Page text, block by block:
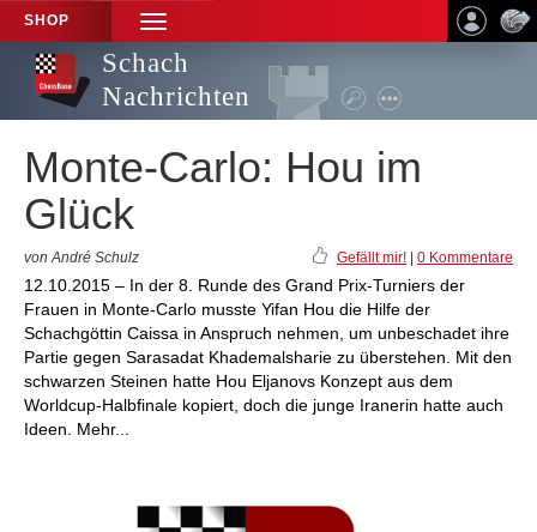
SHOP
TOGGLE
NAVIGATION
Schach
Nachrichten
Monte-Carlo: Hou im
Glück
von André Schulz Gefällt mir! 0 Kommentare
12.10.2015 – In der 8. Runde des Grand Prix-Turniers der
Frauen in Monte-Carlo musste Yifan Hou die Hilfe der
Schachgöttin Caissa in Anspruch nehmen, um unbeschadet ihre
Partie gegen Sarasadat Khademalsharie zu überstehen. Mit den
schwarzen Steinen hatte Hou Eljanovs Konzept aus dem
Worldcup-Halbfinale kopiert, doch die junge Iranerin hatte auch
Ideen. Mehr...